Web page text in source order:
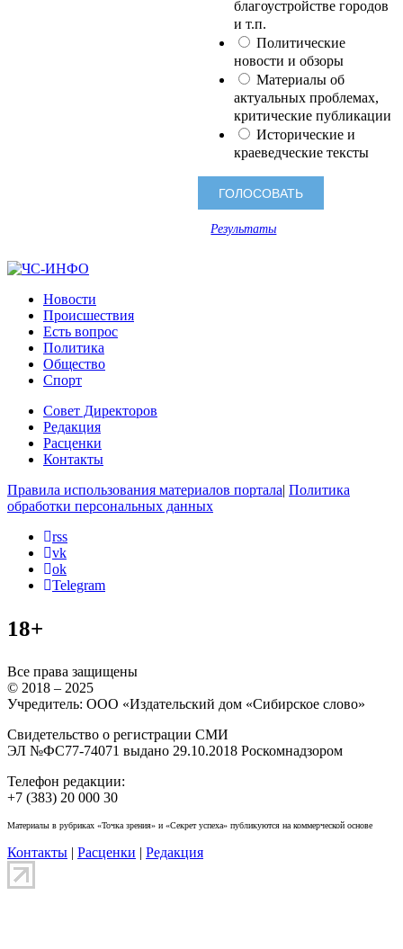
благоустройстве городов
и т.п.
Политические
новости и обзоры
Материалы об
актуальных проблемах,
критические публикации
Исторические и
краеведческие тексты
Результаты
Новости
Происшествия
Есть вопрос
Политика
Общество
Спорт
Совет Директоров
Редакция
Расценки
Контакты
Правила использования материалов портала| Политика
обработки персональных данных
rss
vk
ok
Telegram
18+
Все права защищены
© 2018 – 2025
Учредитель: ООО «Издательский дом «Сибирское слово»
Свидетельство о регистрации СМИ
ЭЛ №ФС77-74071 выдано 29.10.2018 Роскомнадзором
Телефон редакции:
+7 (383) 20 000 30
Материалы в рубриках «Точка зрения» и «Секрет успеха» публикуются на коммерческой основе
Контакты | Расценки | Редакция